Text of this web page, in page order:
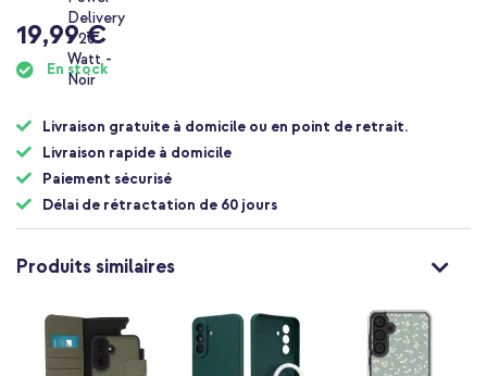
19,99 €
En stock
Livraison gratuite à domicile ou en point de retrait.
Livraison rapide à domicile
Paiement sécurisé
Délai de rétractation de 60 jours
Produits similaires